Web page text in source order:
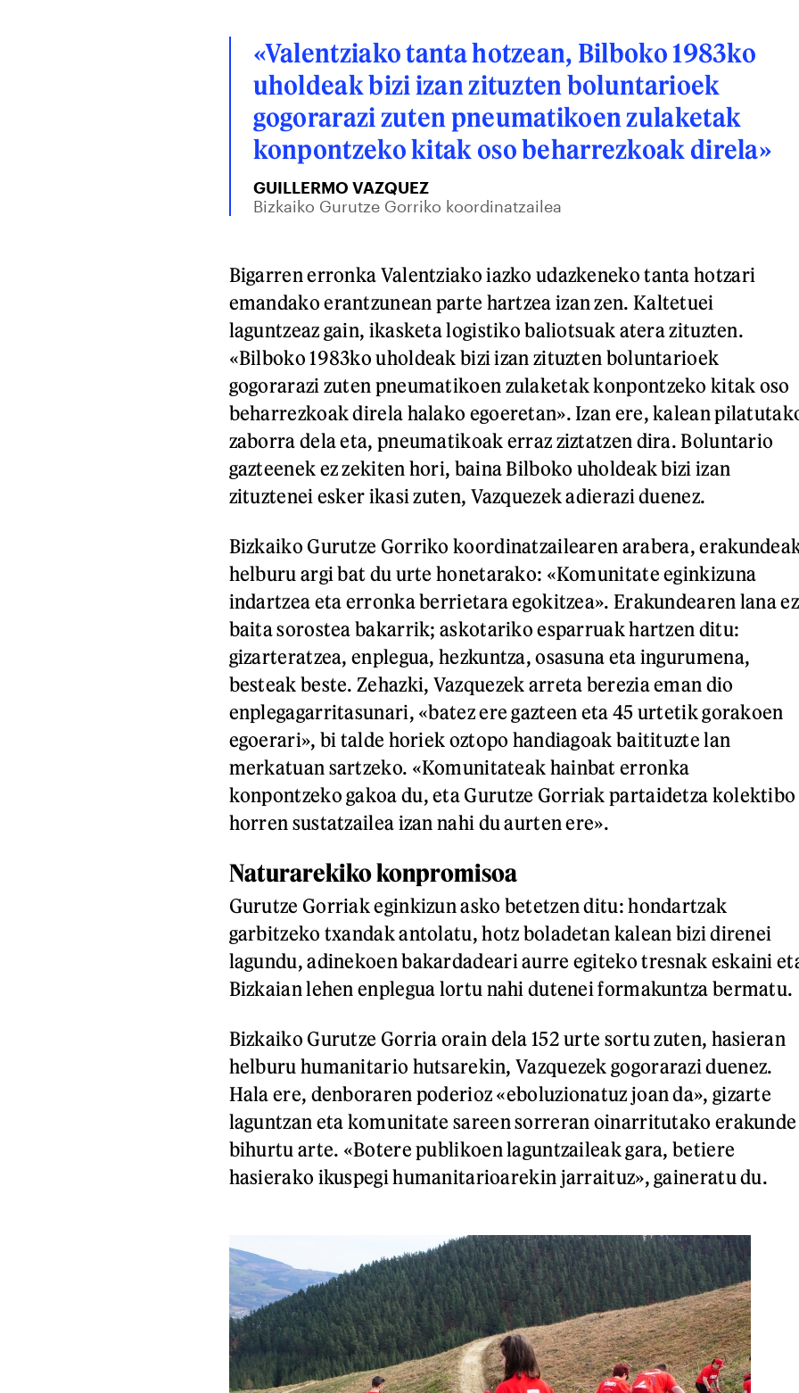
«Valentziako tanta hotzean, Bilboko 1983ko
uholdeak bizi izan zituzten boluntarioek
gogorarazi zuten pneumatikoen zulaketak
konpontzeko kitak oso beharrezkoak direla»
GUILLERMO VAZQUEZ
Bizkaiko Gurutze Gorriko koordinatzailea
Bigarren erronka Valentziako iazko udazkeneko tanta hotzari
emandako erantzunean parte hartzea izan zen. Kaltetuei
laguntzeaz gain, ikasketa logistiko baliotsuak atera zituzten.
«Bilboko 1983ko uholdeak bizi izan zituzten boluntarioek
gogorarazi zuten pneumatikoen zulaketak konpontzeko kitak oso
beharrezkoak direla halako egoeretan». Izan ere, kalean
zaborra dela eta, pneumatikoak erraz ziztatzen dira. Boluntario
gazteenek ez zekiten hori, baina Bilboko uholdeak bizi izan
zituztenei esker ikasi zuten, Vazquezek adierazi duenez.
Bizkaiko Gurutze Gorriko koordinatzailearen arabera,
helburu argi bat du urte honetarako: «Komunitate eginkizuna
indartzea eta erronka berrietara egokitzea». Erakundearen lana ez
baita sorostea bakarrik; askotariko esparruak hartzen ditu:
gizarteratzea, enplegua, hezkuntza, osasuna eta ingurumena,
besteak beste. Zehazki, Vazquezek arreta berezia eman dio
enplegagarritasunari, «batez ere gazteen eta 45 urtetik gorakoen
egoerari», bi talde horiek oztopo handiagoak baitituzte lan
merkatuan sartzeko. «Komunitateak hainbat erronka
konpontzeko gakoa du, eta Gurutze Gorriak partaidetza kolektibo
horren sustatzailea izan nahi du aurten ere».
Naturarekiko konpromisoa
Gurutze Gorriak eginkizun asko betetzen ditu: hondartzak
garbitzeko txandak antolatu, hotz boladetan kalean bizi direnei
lagundu, adinekoen bakardadeari aurre egiteko tresnak eskaini
Bizkaian lehen enplegua lortu nahi dutenei formakuntza bermatu.
Bizkaiko Gurutze Gorria orain dela 152 urte sortu zuten, hasieran
helburu humanitario hutsarekin, Vazquezek gogorarazi duenez.
Hala ere, denboraren poderioz «eboluzionatuz joan da», gizarte
laguntzan eta komunitate sareen sorreran oinarritutako erakunde
bihurtu arte. «Botere publikoen laguntzaileak gara, betiere
hasierako ikuspegi humanitarioarekin jarraituz», gaineratu du.